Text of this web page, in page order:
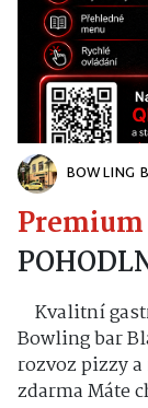
BOWLING
Premium
Kvalitní
Bowling bar
rozvoz pizzy
zdarma Máte